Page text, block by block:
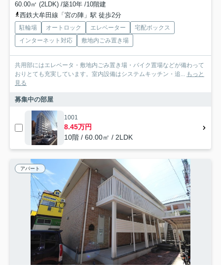
60.00㎡ (2LDK) /築10年 /10階建
西鉄大牟田線「宮の陣」駅 徒歩2分
駐輪場 オートロック エレベーター
宅配ボックス
インターネット対応
敷地内ごみ置き場
共用部にはエレベータ・敷地内ごみ置き場・バイク置場などが備わって
おりとても充実しています。室内設備はシステムキッチン・追... もっと
見る
募集中の部屋
1001
8.45万円
10階 / 60.00㎡ / 2LDK
アパート